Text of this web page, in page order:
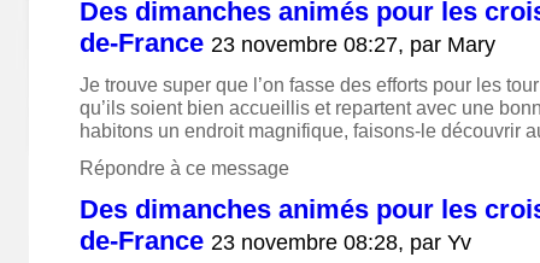
Des dimanches animés pour les
de-France 23 novembre 08:27, par Mary
Je trouve super que l’on fasse des efforts pour les
qu’ils soient bien accueillis et repartent avec une
habitons un endroit magnifique, faisons-le découvrir
Répondre à ce message
Des dimanches animés pour les
de-France 23 novembre 08:28, par Yv